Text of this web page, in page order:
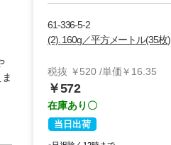
61-336-5-2
(2). 160g／平方メートル(35枚)
税抜 ￥520 /単価￥16.35
￥572
在庫あり〇
当日出荷